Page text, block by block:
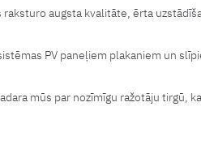
augsta kvalitāte, ērta
PV paneļiem plakaniem un
mūs par nozīmīgu ražotāju tirgū,